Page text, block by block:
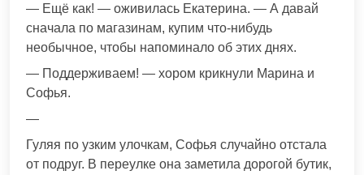
— Ещё как! — оживилась Екатерина. — А давай
сначала по магазинам, купим что-нибудь
необычное, чтобы напоминало об этих днях.
— Поддерживаем! — хором крикнули Марина и
Софья.
—
Гуляя по узким улочкам, Софья случайно отстала
от подруг. В переулке она заметила дорогой бутик,